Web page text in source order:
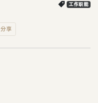
工作职能
分享